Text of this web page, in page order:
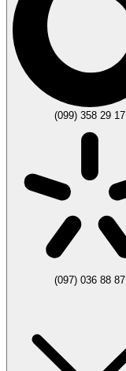
(099) 358 29 17
(097) 036 88 87